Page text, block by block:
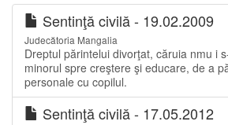
Sentinţă civilă - 19.02.2009
Judecătoria Mangalia
Dreptul părintelui divorţat, căruia nmu i
minorul spre creştere şi educare, de a
personale cu copilul.
Sentinţă civilă - 17.05.2012